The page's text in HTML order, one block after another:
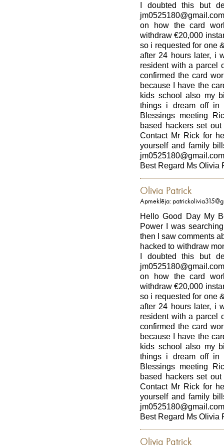
I doubted this but
on how the card
withdraw €20,000
so i requested for one
after 24 hours later, i
resident with a parcel
confirmed the card
because I have the
kids school also my
things i dream off
Blessings meeting
based hackers set
Contact Mr Rick for
yourself and family
Best Regard Ms Olivia
Olivia Patrick
Apmeklēja:
Hello Good Day My
Power I was
then I saw comments
hacked to withdraw
I doubted this but
on how the card
withdraw €20,000
so i requested for one
after 24 hours later, i
resident with a parcel
confirmed the card
because I have the
kids school also my
things i dream off
Blessings meeting
based hackers set
Contact Mr Rick for
yourself and family
Best Regard Ms Olivia
Olivia Patrick